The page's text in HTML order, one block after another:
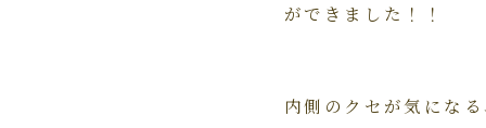
ができました！！
内側のクセが気にな